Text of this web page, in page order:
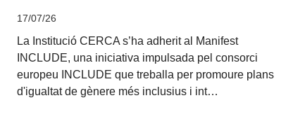
17/07/26
La Institució CERCA s’ha adherit al Manifest
INCLUDE, una iniciativa impulsada pel consorci
europeu INCLUDE que treballa per promoure plans
d'igualtat de gènere més inclusius i int…